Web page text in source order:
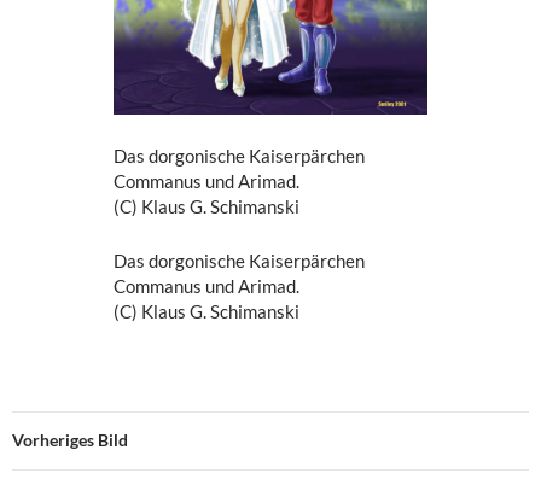
Das dorgonische Kaiserpärchen
Commanus und Arimad.
(C) Klaus G. Schimanski
Das dorgonische Kaiserpärchen
Commanus und Arimad.
(C) Klaus G. Schimanski
Vorheriges Bild